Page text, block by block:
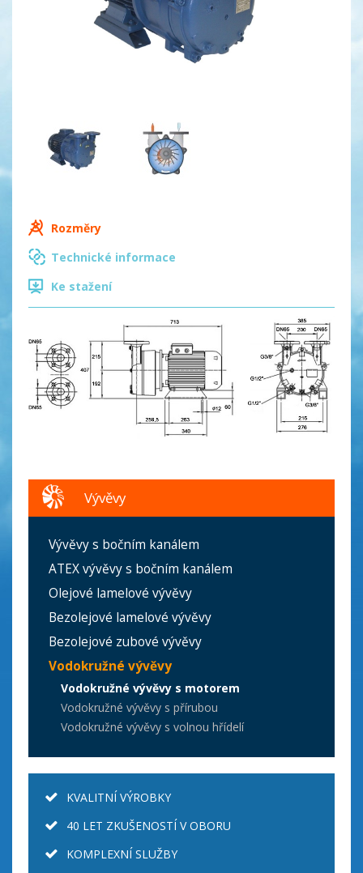
Rozměry
Technické informace
Ke stažení
Vývěvy
Vývěvy s bočním kanálem
ATEX vývěvy s bočním kanálem
Olejové lamelové vývěvy
Bezolejové lamelové vývěvy
Bezolejové zubové vývěvy
Vodokružné vývěvy
Vodokružné vývěvy s motorem
Vodokružné vývěvy s přírubou
Vodokružné vývěvy s volnou hřídelí
KVALITNÍ VÝROBKY
40 LET ZKUŠENOSTÍ V OBORU
KOMPLEXNÍ SLUŽBY